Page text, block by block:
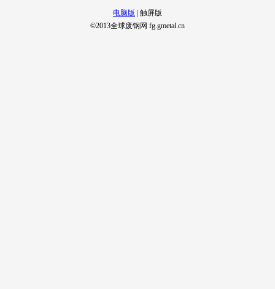
电脑版
触屏版
©2013全球废钢网 fg.gmetal.cn